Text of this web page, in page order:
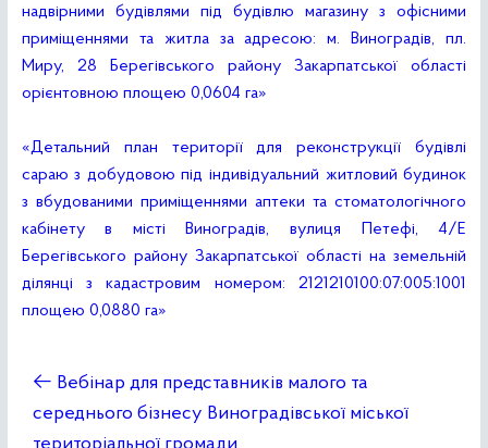
надвірними будівлями під будівлю магазину з офісними
приміщеннями та житла за адресою: м. Виноградів, пл.
Миру, 28 Берегівського району Закарпатської області
орієнтовною площею 0,0604 га»
«Детальний план території для реконструкції будівлі
сараю з добудовою під індивідуальний житловий будинок
з вбудованими приміщеннями аптеки та стоматологічного
кабінету в місті Виноградів, вулиця Петефі, 4/Е
Берегівського району Закарпатської області на земельній
ділянці з кадастровим номером: 2121210100:07:005:1001
площею 0,0880 га»
← Вебінар для представників малого та
середнього бізнесу Виноградівської міської